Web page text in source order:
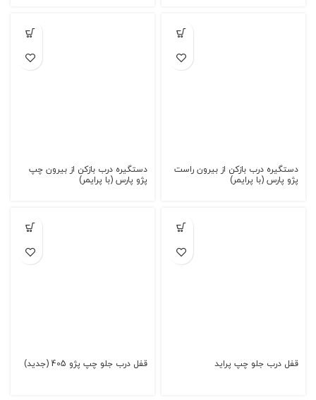
دستگیره درب بازکن از بیرون راست
پژو پارس (با پرایمر)
دستگیره درب بازکن از بیرون چپ
پژو پارس (با پرایمر)
قفل درب جلو چپ پراید قفل درب جلو چپ پژو 405 (جدید)